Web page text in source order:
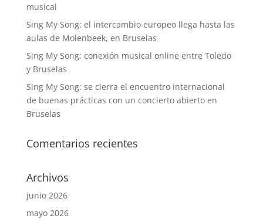
musical
Sing My Song: el intercambio europeo llega hasta las
aulas de Molenbeek, en Bruselas
Sing My Song: conexión musical online entre Toledo
y Bruselas
Sing My Song: se cierra el encuentro internacional
de buenas prácticas con un concierto abierto en
Bruselas
Comentarios recientes
Archivos
junio 2026
mayo 2026